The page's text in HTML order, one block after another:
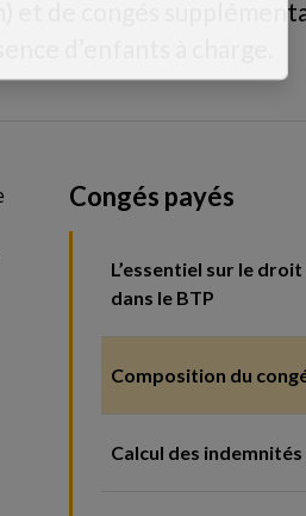
et de congés
Congés payés
L’essentiel sur le
dans le BTP
Composition du
Calcul des